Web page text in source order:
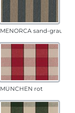
MENORCA sand-grau
MÜNCHEN rot